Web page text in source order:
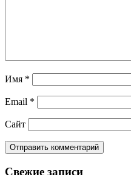
Имя *
Email *
Сайт
Свежие записи